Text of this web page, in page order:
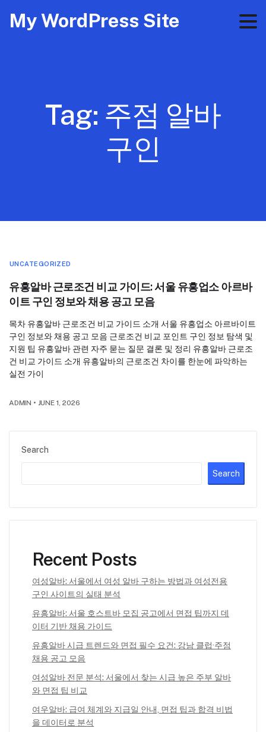
My WordPress Site
Tag: 주점 알바
구인
Search
Search
Recent Posts
여성알바: 서울에서 여성 알바 구하는 방법과 여성전용
구인 사이트의 실태 분석
유흥알바: 서울 호스트바 모집 공고에서 면접 팁까지 데
이터 기반 채용 가이드
유흥알바 시급 트렌드와 면접 필수 요건: 강남 클럽·주점
채용 공고 모음
여성알바 전문 분석: 서울에서 찾는 시급 높은 주부 알바
와 면접 팁 비교
여우알바: 급여 체계와 지급일 안내, 면접 팁과 합격 비법
을 데이터로 분석
UNCATEGORIZED
유흥알바 근로조건 비교 가이드: 서울 유흥업소 아르바
이트 구인 정보와 채용 공고 모음
목차 유흥알바 근로조건 비교 가이드 소개 서울 유흥업소 아르바이트
구인 정보와 채용 공고 모음 근로조건 비교 포인트 구인 정보 탐색 및
지원 팁 유흥알바 관련 자주 묻는 질문 결론 및 정리 유흥알바 근로조
건 비교 가이드 소개 유흥알바의 근로조건 차이를 한눈에 파악하는
실전 가이
ADMIN • JUNE 1, 2026